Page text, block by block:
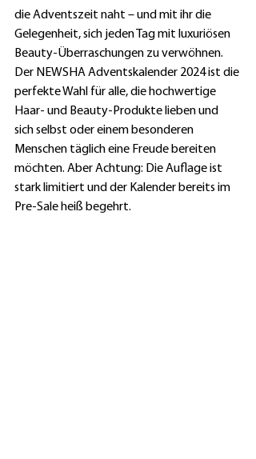
die Adventszeit naht – und mit ihr die
Gelegenheit, sich jeden Tag mit luxuriösen
Beauty-Überraschungen zu verwöhnen.
Der NEWSHA Adventskalender 2024 ist die
perfekte Wahl für alle, die hochwertige
Haar- und Beauty-Produkte lieben und
sich selbst oder einem besonderen
Menschen täglich eine Freude bereiten
möchten. Aber Achtung: Die Auflage ist
stark limitiert und der Kalender bereits im
Pre-Sale heiß begehrt.